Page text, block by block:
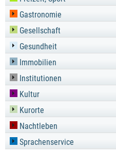
Gastronomie
Gesellschaft
Gesundheit
Immobilien
Institutionen
Kultur
Kurorte
Nachtleben
Sprachenservice